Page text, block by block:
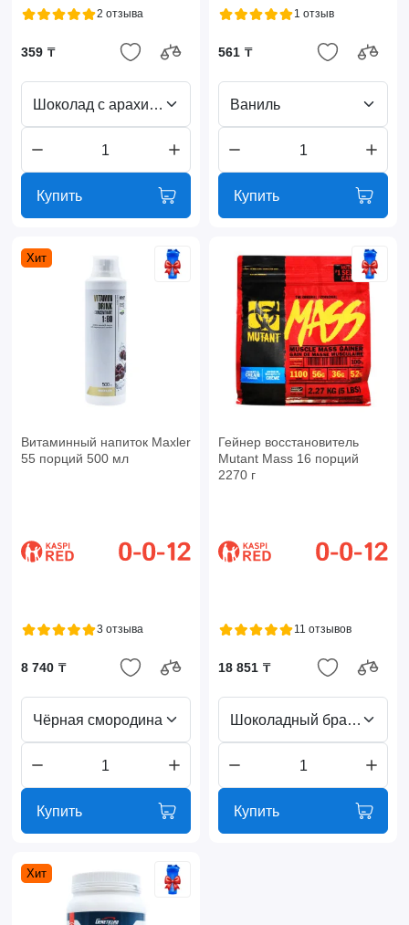
2 отзыва
359 ₸
Шоколад с арахисовой пастой
Купить
1 отзыв
561 ₸
Ваниль
Купить
Хит
Витаминный напиток Maxler
55 порций 500 мл
3 отзыва
8 740 ₸
Чёрная смородина
Купить
Гейнер восстановитель
Mutant Mass 16 порций
2270 г
11 отзывов
18 851 ₸
Шоколадный брауни
Купить
Хит